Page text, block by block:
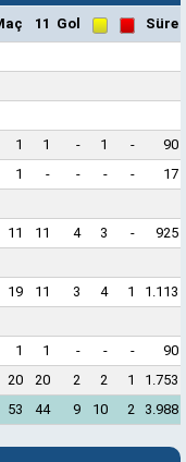
11 Gol
Süre
1 1 - 1 -
90
1 - - - -
17
11 11 4 3 -
925
19 11 3 4 1
1.113
1 1 - - -
90
20 20 2 2 1
1.753
53 44 9 10 2 3.988